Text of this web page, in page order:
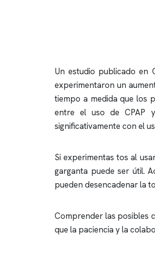
Un estudio publicado en
experimentaron un
tiempo a medida que los
entre el uso de CPAP
significativamente con el
Si experimentas tos al
garganta puede ser útil.
pueden desencadenar la
Comprender las posibles
que la paciencia y la